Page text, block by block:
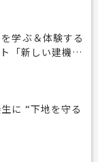
学ぶ＆体験する
「新しい建機展
催！
に “下地を守る